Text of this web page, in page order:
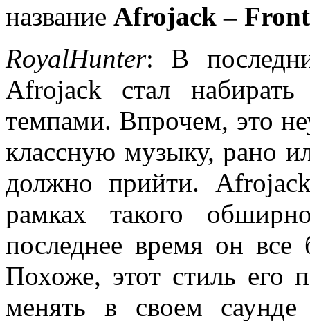
название Afrojack –
RoyalHunter: В
Afrojack стал
темпами. Впрочем, это
классную музыку, рано
должно прийти.
рамках такого
последнее время он
Похоже, этот стиль его
менять в своем